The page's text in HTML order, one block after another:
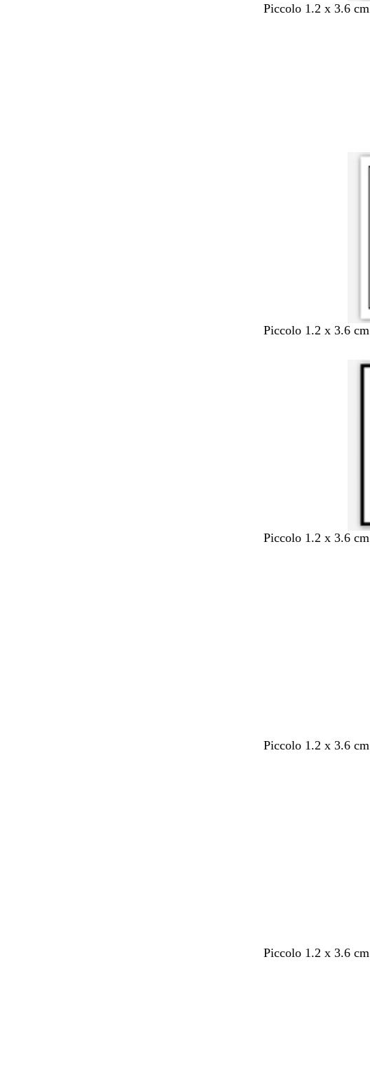
Piccolo 1.2 x 3.6 cm
Piccolo 1.2 x 3.6 cm
Piccolo 1.2 x 3.6 cm
Piccolo 1.2 x 3.6 cm
Piccolo 1.2 x 3.6 cm